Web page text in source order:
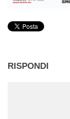
RISPONDI